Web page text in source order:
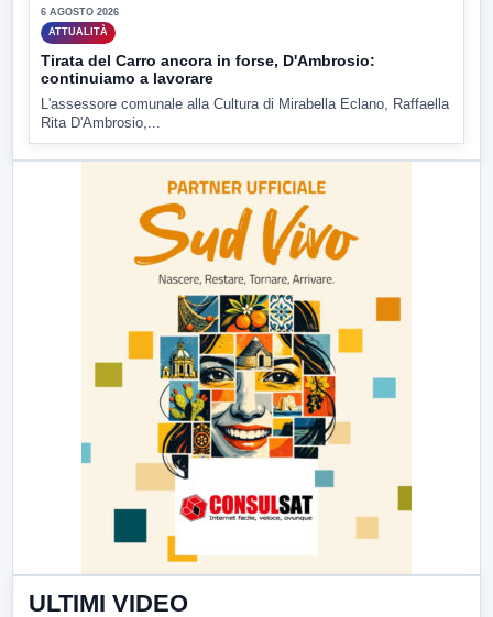
6 AGOSTO 2026
ATTUALITÀ
Tirata del Carro ancora in forse, D'Ambrosio:
continuiamo a lavorare
L'assessore comunale alla Cultura di Mirabella Eclano, Raffaella
Rita D'Ambrosio,...
ULTIMI VIDEO